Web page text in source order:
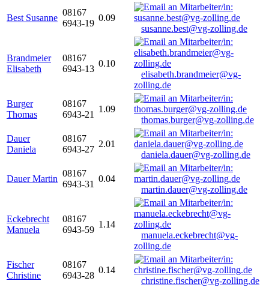
Best Susanne
08167
6943-19
0.09
susanne.best@vg-zolling.de
Brandmeier
Elisabeth
08167
6943-13
0.10
elisabeth.brandmeier@vg-
zolling.de
Burger
Thomas
08167
6943-21
1.09
thomas.burger@vg-zolling.de
Dauer
Daniela
08167
6943-27
2.01
daniela.dauer@vg-zolling.de
Dauer Martin
08167
6943-31
0.04
martin.dauer@vg-zolling.de
Eckebrecht
Manuela
08167
6943-59
1.14
manuela.eckebrecht@vg-
zolling.de
Fischer
Christine
08167
6943-28
0.14
christine.fischer@vg-zolling.de